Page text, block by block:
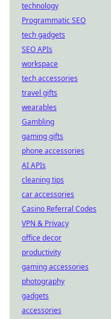
technology
Programmatic SEO
tech gadgets
SEO APIs
workspace
tech accessories
travel gifts
wearables
Gambling
gaming gifts
phone accessories
AI APIs
cleaning tips
car accessories
Casino Referral Codes
VPN & Privacy
office decor
productivity
gaming accessories
photography
gadgets
accessories